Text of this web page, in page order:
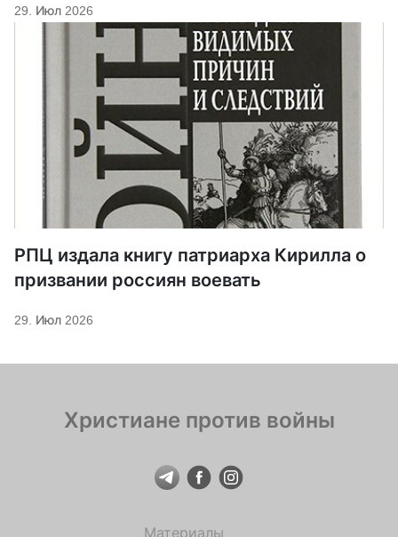
29. Июл 2026
РПЦ издала книгу патриарха Кирилла о
призвании россиян воевать
29. Июл 2026
Христиане против войны
Материалы